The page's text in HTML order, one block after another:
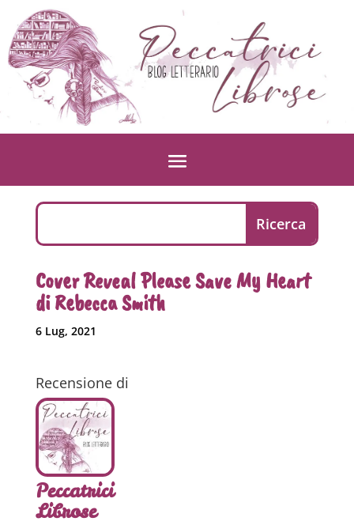
Cover Reveal Please Save My Heart
di Rebecca Smith
6 Lug, 2021
Recensione di
Peccatrici
Librose